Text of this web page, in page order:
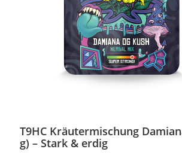
T9HC Kräutermischung
g) – Stark & ​​erdig